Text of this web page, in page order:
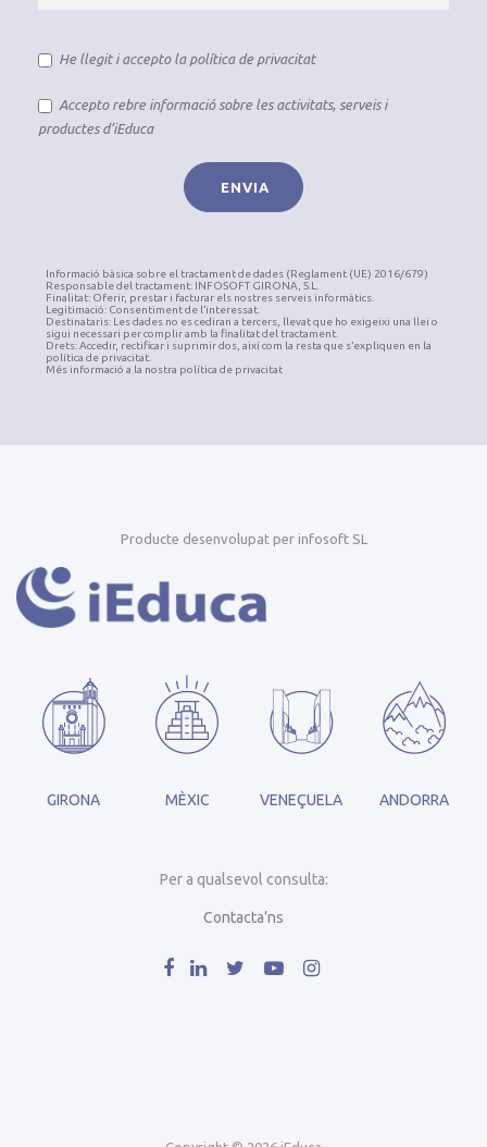
He llegit i accepto la política de privacitat
Accepto rebre informació sobre les activitats, serveis i
productes d’iEduca
Informació bàsica sobre el tractament de dades (Reglament (UE) 2016/679)
Responsable del tractament: INFOSOFT GIRONA, S.L.
Finalitat: Oferir, prestar i facturar els nostres serveis informàtics.
Legitimació: Consentiment de l’interessat.
Destinataris: Les dades no es cediran a tercers, llevat que ho exigeixi una llei o
sigui necessari per complir amb la finalitat del tractament.
Drets: Accedir, rectificar i suprimir dos, així com la resta que s’expliquen en la
política de privacitat.
Més informació a la nostra política de privacitat
Producte desenvolupat per infosoft SL
GIRONA MÈXIC VENEÇUELA ANDORRA
Per a qualsevol consulta:
Contacta’ns